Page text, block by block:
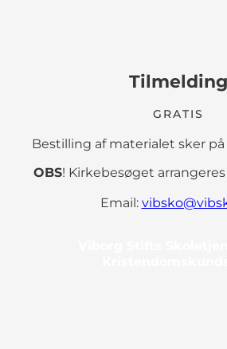
Tilmelding
GRATIS
Bestilling af materialet sker på
OBS! Kirkebesøget
Email: